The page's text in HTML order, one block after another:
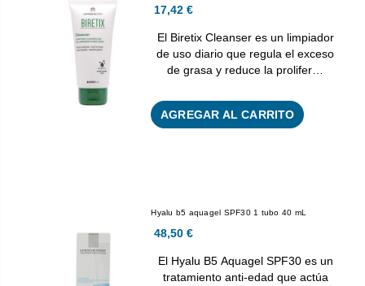
17,42 €
El Biretix Cleanser es un limpiador
de uso diario que regula el exceso
de grasa y reduce la prolifer…
AGREGAR AL CARRITO
Hyalu b5 aquagel SPF30 1 tubo 40 mL
48,50 €
El Hyalu B5 Aquagel SPF30 es un
tratamiento anti-edad que actúa